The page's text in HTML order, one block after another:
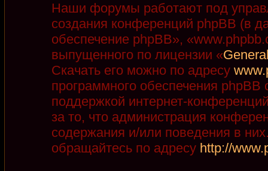
Наши форумы работают под
создания конференций phpBB (в
обеспечение phpBB»,
выпущенного по лицензии «
Скачать его можно по адресу
программного обеспечения phpBB
поддержкой интернет-
за то, что администрация
содержания и/или поведения в
обращайтесь по адресу http://